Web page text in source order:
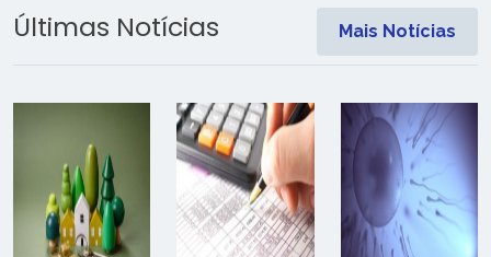
Últimas Notícias Mais Notícias